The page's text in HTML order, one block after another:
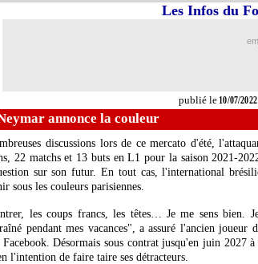
publié le10/07/
Les Infos du
annonce la couleur
discussions lors de ce mercato d'été,
22 matchs et 13 buts en L1 pour la saison 2021-
sur son futur. En tout cas, l'international
sous les couleurs parisiennes.
les coups francs, les têtes… Je me sens bien.
pendant mes vacances", a assuré l'ancien joueur
Désormais sous contrat jusqu'en juin 2027 à
l'intention de faire taire ses détracteurs.